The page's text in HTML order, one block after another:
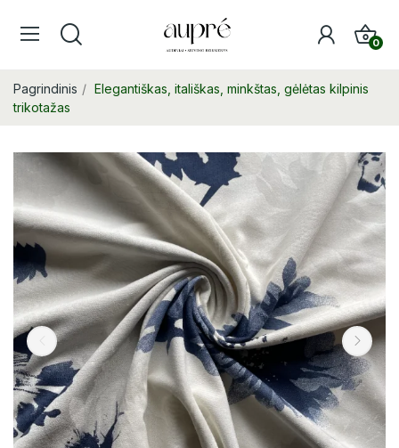
0
Pagrindinis
Elegantiškas, itališkas, minkštas, gėlėtas kilpinis
trikotažas